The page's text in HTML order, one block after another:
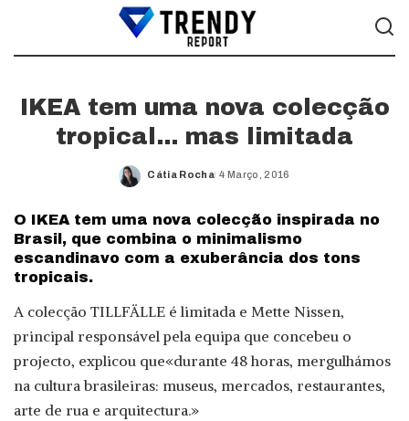
IKEA tem uma nova colecção
tropical… mas limitada
Posted
Cátia Rocha 4 Março, 2016
O IKEA tem uma nova colecção inspirada no
Brasil, que combina o minimalismo
escandinavo com a exuberância dos tons
tropicais.
A colecção TILLFÄLLE é limitada e Mette Nissen,
principal responsável pela equipa que concebeu o
projecto, explicou que«durante 48 horas, mergulhámos
na cultura brasileiras: museus, mercados, restaurantes,
arte de rua e arquitectura.»